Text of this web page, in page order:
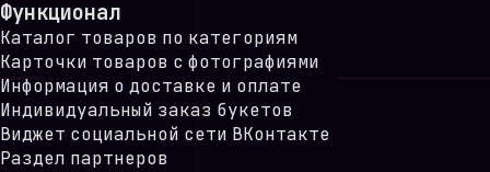
Функционал
Каталог товаров по категориям
Карточки товаров с фотографиями
Информация о доставке и оплате
Индивидуальный заказ букетов
Виджет социальной сети ВКонтакте
Раздел партнеров